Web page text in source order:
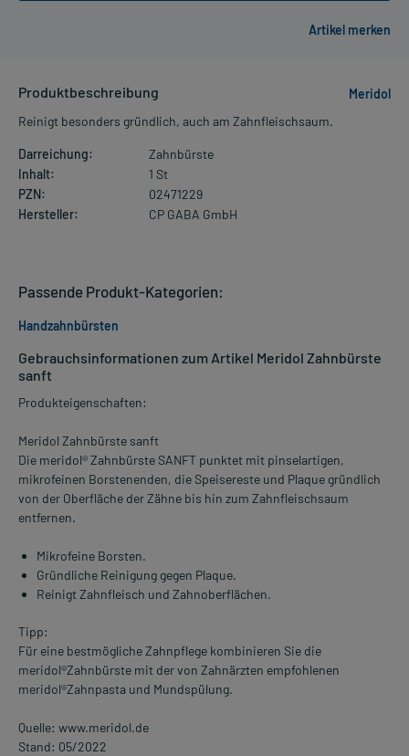
Produktbeschreibung
Meridol
Reinigt besonders gründlich, auch am Zahnfleischsaum.
Darreichung:
Zahnbürste
Inhalt:
1 St
PZN:
02471229
Hersteller:
CP GABA GmbH
Gebrauchsinformationen zum Artikel Meridol Zahnbürste
sanft
Produkteigenschaften:
Meridol Zahnbürste sanft
Die meridol® Zahnbürste SANFT punktet mit pinselartigen,
mikrofeinen Borstenenden, die Speisereste und Plaque gründlich
von der Oberfläche der Zähne bis hin zum Zahnfleischsaum
entfernen.
Mikrofeine Borsten.
Gründliche Reinigung gegen Plaque.
Reinigt Zahnfleisch und Zahnoberflächen.
Tipp:
Für eine bestmögliche Zahnpflege kombinieren Sie die
meridol®Zahnbürste mit der von Zahnärzten empfohlenen
meridol®Zahnpasta und Mundspülung.
Quelle: www.meridol.de
Stand: 05/2022
Passende Produkt-Kategorien:
Handzahnbürsten